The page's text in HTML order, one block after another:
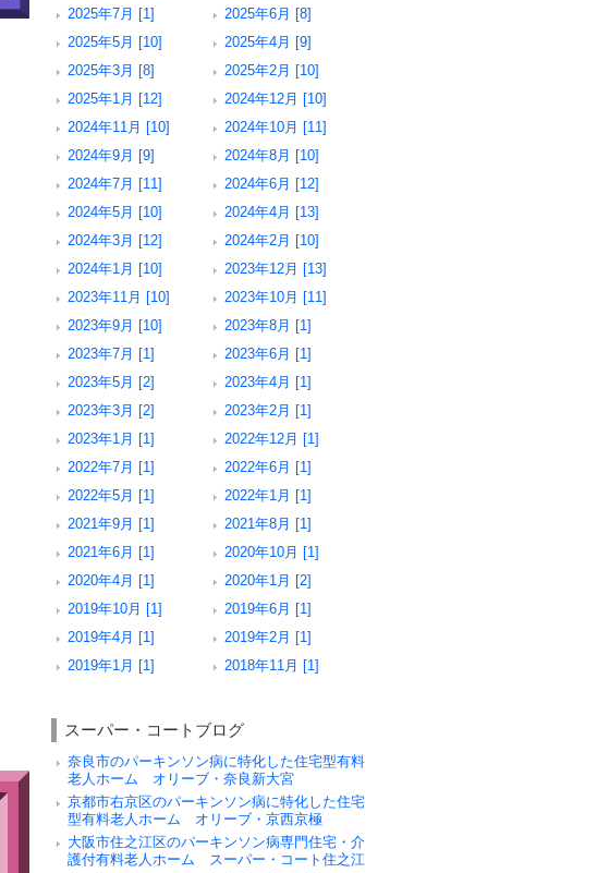
2025年7月 [1]
2025年6月 [8]
2025年5月 [10]
2025年4月 [9]
2025年3月 [8]
2025年2月 [10]
2025年1月 [12]
2024年12月 [10]
2024年11月 [10]
2024年10月 [11]
2024年9月 [9]
2024年8月 [10]
2024年7月 [11]
2024年6月 [12]
2024年5月 [10]
2024年4月 [13]
2024年3月 [12]
2024年2月 [10]
2024年1月 [10]
2023年12月 [13]
2023年11月 [10]
2023年10月 [11]
2023年9月 [10]
2023年8月 [1]
2023年7月 [1]
2023年6月 [1]
2023年5月 [2]
2023年4月 [1]
2023年3月 [2]
2023年2月 [1]
2023年1月 [1]
2022年12月 [1]
2022年7月 [1]
2022年6月 [1]
2022年5月 [1]
2022年1月 [1]
2021年9月 [1]
2021年8月 [1]
2021年6月 [1]
2020年10月 [1]
2020年4月 [1]
2020年1月 [2]
2019年10月 [1]
2019年6月 [1]
2019年4月 [1]
2019年2月 [1]
2019年1月 [1]
2018年11月 [1]
スーパー・コートブログ
奈良市のパーキンソン病に特化した住宅型有料
老人ホーム オリーブ・奈良新大宮
京都市右京区のパーキンソン病に特化した住宅
型有料老人ホーム オリーブ・京西京極
大阪市住之江区のパーキンソン病専門住宅・介
護付有料老人ホーム スーパー・コート住之江